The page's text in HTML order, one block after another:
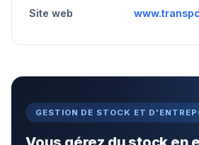
Site web
GESTION DE STOCK ET